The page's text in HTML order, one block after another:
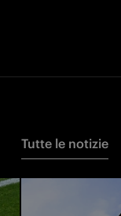
Tutte le notizie